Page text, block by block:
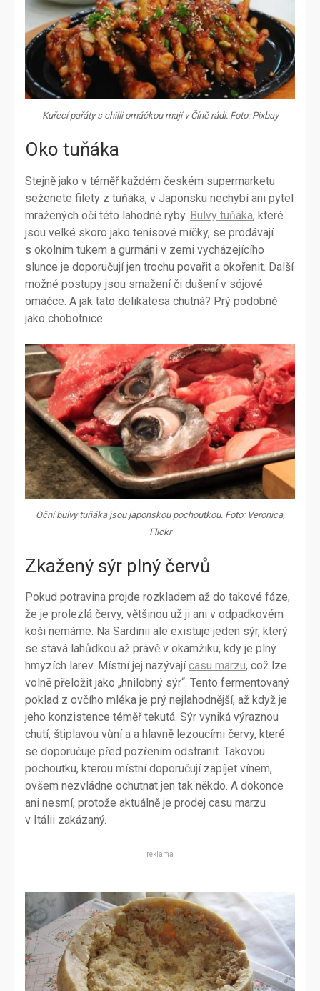
Kuřecí pařáty s chilli omáčkou mají v Číně rádi. Foto: Pixbay
Oko tuňáka
Stejně jako v téměř každém českém supermarketu
seženete filety z tuňáka, v Japonsku nechybí ani pytel
mražených očí této lahodné ryby. Bulvy tuňáka, které
jsou velké skoro jako tenisové míčky, se prodávají
s okolním tukem a gurmáni v zemi vycházejícího
slunce je doporučují jen trochu povařit a okořenit. Další
možné postupy jsou smažení či dušení v sójové
omáčce. A jak tato delikatesa chutná? Prý podobně
jako chobotnice.
Oční bulvy tuňáka jsou japonskou pochoutkou. Foto: Veronica,
Flickr
Zkažený sýr plný červů
Pokud potravina projde rozkladem až do takové fáze,
že je prolezlá červy, většinou už ji ani v odpadkovém
koši nemáme. Na Sardinii ale existuje jeden sýr, který
se stává lahůdkou až právě v okamžiku, kdy je plný
hmyzích larev. Místní jej nazývajícasu marzu, což lze
volně přeložit jako „hnilobný sýr“. Tento fermentovaný
poklad z ovčího mléka je prý nejlahodnější, až když je
jeho konzistence téměř tekutá. Sýr vyniká výraznou
chutí, štiplavou vůní a a hlavně lezoucími červy, které
se doporučuje před pozřením odstranit. Takovou
pochoutku, kterou místní doporučují zapíjet vínem,
ovšem nezvládne ochutnat jen tak někdo. A dokonce
ani nesmí, protože aktuálně je prodej casu marzu
v Itálii zakázaný.
reklama